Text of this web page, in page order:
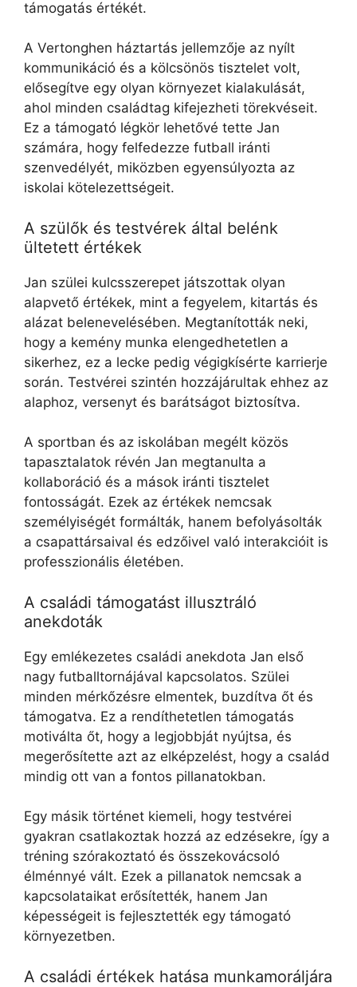
támogatás értékét.
A Vertonghen háztartás jellemzője az nyílt
kommunikáció és a kölcsönös tisztelet volt,
elősegítve egy olyan környezet kialakulását,
ahol minden családtag kifejezheti törekvéseit.
Ez a támogató légkör lehetővé tette Jan
számára, hogy felfedezze futball iránti
szenvedélyét, miközben egyensúlyozta az
iskolai kötelezettségeit.
A szülők és testvérek által belénk
ültetett értékek
Jan szülei kulcsszerepet játszottak olyan
alapvető értékek, mint a fegyelem, kitartás és
alázat belenevelésében. Megtanították neki,
hogy a kemény munka elengedhetetlen a
sikerhez, ez a lecke pedig végigkísérte karrierje
során. Testvérei szintén hozzájárultak ehhez az
alaphoz, versenyt és barátságot biztosítva.
A sportban és az iskolában megélt közös
tapasztalatok révén Jan megtanulta a
kollaboráció és a mások iránti tisztelet
fontosságát. Ezek az értékek nemcsak
személyiségét formálták, hanem befolyásolták
a csapattársaival és edzőivel való interakcióit is
professzionális életében.
A családi támogatást illusztráló
anekdoták
Egy emlékezetes családi anekdota Jan első
nagy futballtornájával kapcsolatos. Szülei
minden mérkőzésre elmentek, buzdítva őt és
támogatva. Ez a rendíthetetlen támogatás
motiválta őt, hogy a legjobbját nyújtsa, és
megerősítette azt az elképzelést, hogy a család
mindig ott van a fontos pillanatokban.
Egy másik történet kiemeli, hogy testvérei
gyakran csatlakoztak hozzá az edzésekre, így a
tréning szórakoztató és összekovácsoló
élménnyé vált. Ezek a pillanatok nemcsak a
kapcsolataikat erősítették, hanem Jan
képességeit is fejlesztették egy támogató
környezetben.
A családi értékek hatása munkamoráljára